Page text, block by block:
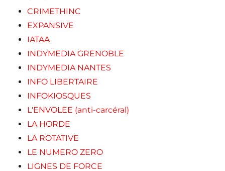
CRIMETHINC
EXPANSIVE
IATAA
INDYMEDIA GRENOBLE
INDYMEDIA NANTES
INFO LIBERTAIRE
INFOKIOSQUES
L'ENVOLEE (anti-carcéral)
LA HORDE
LA ROTATIVE
LE NUMERO ZERO
LIGNES DE FORCE